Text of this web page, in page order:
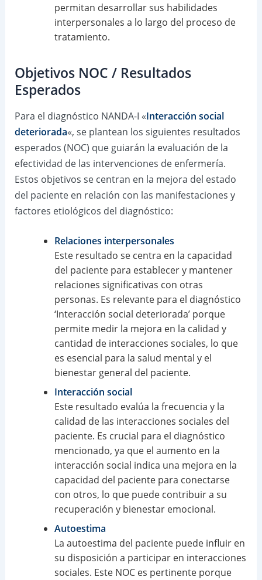
permitan desarrollar sus habilidades
interpersonales a lo largo del proceso de
tratamiento.
Objetivos NOC / Resultados
Esperados
Para el diagnóstico NANDA-I «Interacción social
deteriorada«, se plantean los siguientes resultados
esperados (NOC) que guiarán la evaluación de la
efectividad de las intervenciones de enfermería.
Estos objetivos se centran en la mejora del estado
del paciente en relación con las manifestaciones y
factores etiológicos del diagnóstico:
Relaciones interpersonales
Este resultado se centra en la capacidad
del paciente para establecer y mantener
relaciones significativas con otras
personas. Es relevante para el diagnóstico
‘Interacción social deteriorada’ porque
permite medir la mejora en la calidad y
cantidad de interacciones sociales, lo que
es esencial para la salud mental y el
bienestar general del paciente.
Interacción social
Este resultado evalúa la frecuencia y la
calidad de las interacciones sociales del
paciente. Es crucial para el diagnóstico
mencionado, ya que el aumento en la
interacción social indica una mejora en la
capacidad del paciente para conectarse
con otros, lo que puede contribuir a su
recuperación y bienestar emocional.
Autoestima
La autoestima del paciente puede influir en
su disposición a participar en interacciones
sociales. Este NOC es pertinente porque